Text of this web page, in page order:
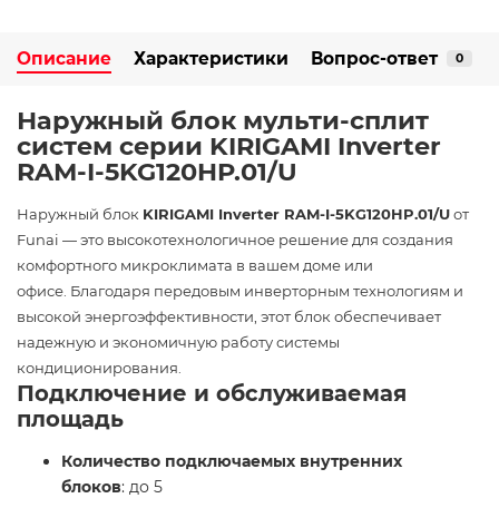
Описание Характеристики Вопрос-ответ 0
Наружный блок мульти-сплит
систем серии KIRIGAMI Inverter
RAM-I-5KG120HP.01/U
Наружный блок KIRIGAMI Inverter RAM-I-5KG120HP.01/Uот
Funai — это высокотехнологичное решение для создания
комфортного микроклимата в вашем доме или
офисе. Благодаря передовым инверторным технологиям и
высокой энергоэффективности, этот блок обеспечивает
надежную и экономичную работу системы
кондиционирования.​
Подключение и обслуживаемая
площадь
Количество подключаемых внутренних
блоков: до 5​